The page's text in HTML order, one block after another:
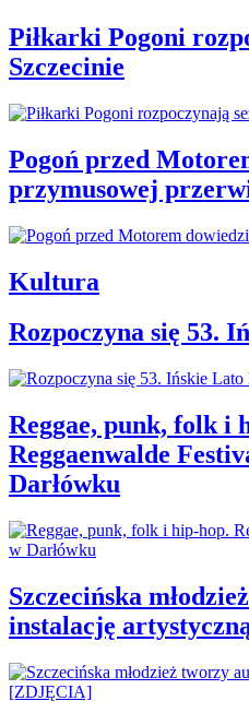
Piłkarki Pogoni
Szczecinie
Pogoń przed
przymusowej
Kultura
Rozpoczyna się 53.
Reggae, punk, folk i
Reggaenwalde
Darłówku
Szczecińska
instalację